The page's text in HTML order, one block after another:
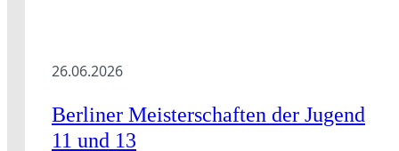
26.06.2026
Berliner Meisterschaften der Jugend
11 und 13